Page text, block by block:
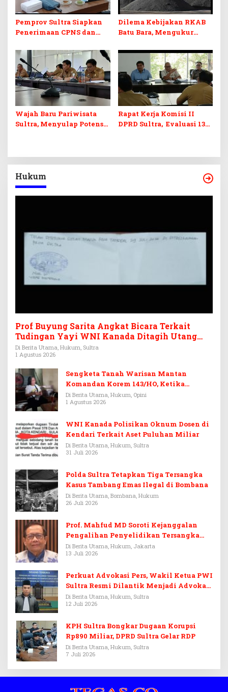
Pemprov Sultra Siapkan
Penerimaan CPNS dan
Desak Formasi Disabilitas
Dilema Kebijakan RKAB
Batu Bara, Mengukur
Penerimaan Negara dan
Kepastian Investasi
Wajah Baru Pariwisata
Sultra, Menyulap Potensi
Rapat Kerja Komisi II
DPRD Sultra, Evaluasi 13
Hukum
Prof Buyung Sarita Angkat Bicara Terkait
Tudingan Yayi WNI Kanada Ditagih Utang
Rp3,6 Miliar
Di Berita Utama, Hukum, Sultra
1 Agustus 2026
Sengketa Tanah Warisan Mantan
Komandan Korem 143/HO, Ketika
Warisan Menjadi Arena Pemerasan
Di Berita Utama, Hukum, Opini
1 Agustus 2026
WNI Kanada Polisikan Oknum Dosen di
Kendari Terkait Aset Puluhan Miliar
Di Berita Utama, Hukum, Sultra
31 Juli 2026
Polda Sultra Tetapkan Tiga Tersangka
Kasus Tambang Emas Ilegal di Bombana
Di Berita Utama, Bombana, Hukum
26 Juli 2026
Prof. Mahfud MD Soroti Kejanggalan
Pengalihan Penyelidikan Tersangka
Febrie Adriansyah
Di Berita Utama, Hukum, Jakarta
13 Juli 2026
Perkuat Advokasi Pers, Wakil Ketua PWI
Sultra Resmi Dilantik Menjadi Advokat
PERADI
Di Berita Utama, Hukum, Sultra
12 Juli 2026
KPH Sultra Bongkar Dugaan Korupsi
Rp890 Miliar, DPRD Sultra Gelar RDP
Di Berita Utama, Hukum, Sultra
7 Juli 2026